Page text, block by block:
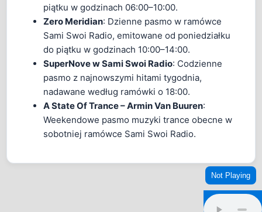
Not Playing
piątku w godzinach 06:00–10:00.
Zero Meridian: Dzienne pasmo w ramówce
Sami Swoi Radio, emitowane od poniedziałku
do piątku w godzinach 10:00–14:00.
SuperNove w Sami Swoi Radio: Codzienne
pasmo z najnowszymi hitami tygodnia,
nadawane według ramówki o 18:00.
A State Of Trance – Armin Van Buuren:
Weekendowe pasmo muzyki trance obecne w
sobotniej ramówce Sami Swoi Radio.